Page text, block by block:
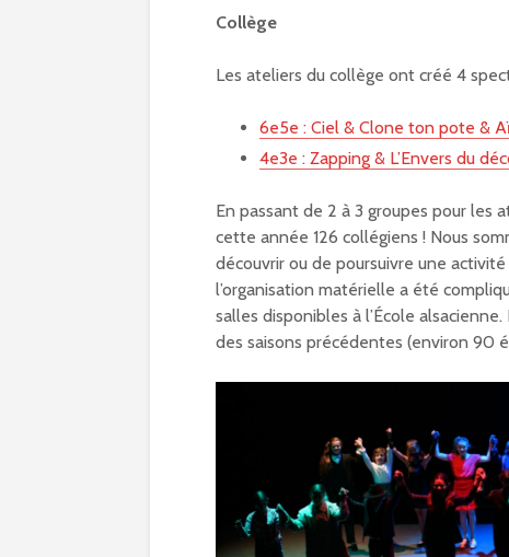
Collège
Les ateliers du collège ont créé 4
6e5e : Ciel & Clone ton pote &
4e3e : Zapping & L’Envers du
En passant de 2 à 3 groupes pour les
cette année 126 collégiens ! Nous
découvrir ou de poursuivre une
l’organisation matérielle a été
salles disponibles à l’École
des saisons précédentes (environ 90